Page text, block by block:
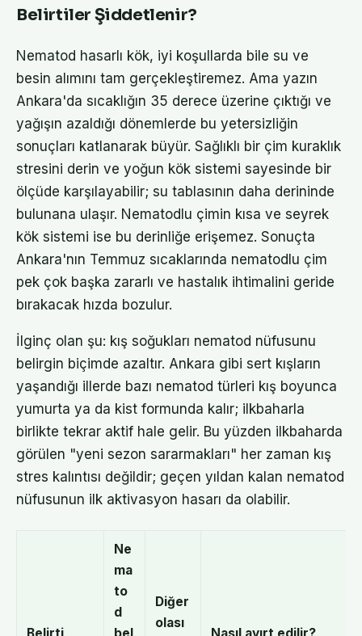
Belirtiler Şiddetlenir?
Nematod hasarlı kök, iyi koşullarda bile su ve
besin alımını tam gerçekleştiremez. Ama yazın
Ankara'da sıcaklığın 35 derece üzerine çıktığı ve
yağışın azaldığı dönemlerde bu yetersizliğin
sonuçları katlanarak büyür. Sağlıklı bir çim kuraklık
stresini derin ve yoğun kök sistemi sayesinde bir
ölçüde karşılayabilir; su tablasının daha derininde
bulunana ulaşır. Nematodlu çimin kısa ve seyrek
kök sistemi ise bu derinliğe erişemez. Sonuçta
Ankara'nın Temmuz sıcaklarında nematodlu çim
pek çok başka zararlı ve hastalık ihtimalini geride
bırakacak hızda bozulur.
İlginç olan şu: kış soğukları nematod nüfusunu
belirgin biçimde azaltır. Ankara gibi sert kışların
yaşandığı illerde bazı nematod türleri kış boyunca
yumurta ya da kist formunda kalır; ilkbaharla
birlikte tekrar aktif hale gelir. Bu yüzden ilkbaharda
görülen "yeni sezon sararmakları" her zaman kış
stres kalıntısı değildir; geçen yıldan kalan nematod
nüfusunun ilk aktivasyon hasarı da olabilir.
Ne
ma
to
d
Diğer
olası